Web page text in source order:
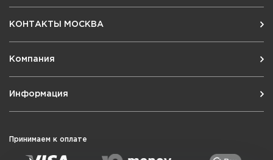
КОНТАКТЫ МОСКВА
Компания
Информация
Принимаем к оплате